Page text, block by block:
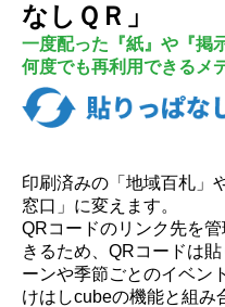
なしＱＲ」
一度配った『紙』や『掲
何度でも再利用できるメ
印刷済みの「地域百札」
窓口」に変えます。
QRコードのリンク先を
きるため、QRコードは
ーンや季節ごとのイベン
けはしcubeの機能と組み